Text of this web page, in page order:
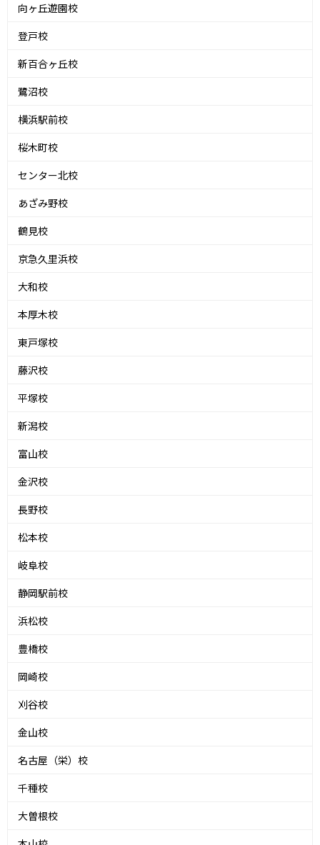
向ヶ丘遊園校
登戸校
新百合ヶ丘校
鷺沼校
横浜駅前校
桜木町校
センター北校
あざみ野校
鶴見校
京急久里浜校
大和校
本厚木校
東戸塚校
藤沢校
平塚校
新潟校
富山校
金沢校
長野校
松本校
岐阜校
静岡駅前校
浜松校
豊橋校
岡崎校
刈谷校
金山校
名古屋（栄）校
千種校
大曽根校